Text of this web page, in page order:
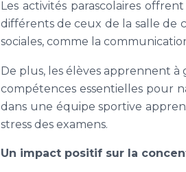
Les activités parascolaires
différents de ceux de la salle de
sociales, comme la
De plus, les élèves apprennent à
compétences essentielles pour
dans une équipe sportive
stress des examens.
Un impact positif sur la